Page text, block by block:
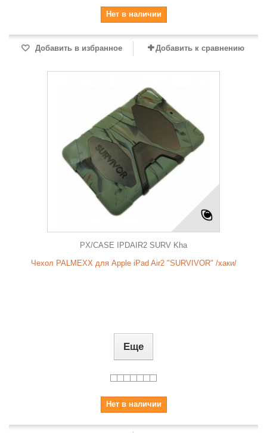
Нет в наличии
Добавить в избранное Добавить к сравнению
PX/CASE IPDAIR2 SURV Kha
Чехол PALMEXX для Apple iPad Air2 "SURVIVOR" /хаки/
Еще
Нет в наличии